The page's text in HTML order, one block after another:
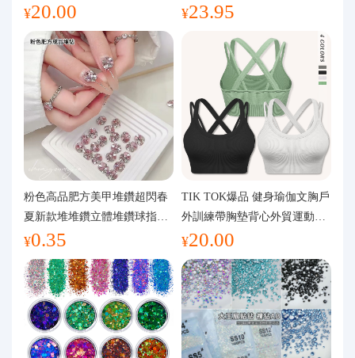
關於我們
伽服女
¥20.00
運動文胸
¥23.95
粉色高品肥方美甲堆鑽超閃春
夏新款堆堆鑽立體堆鑽球指甲
裝飾品
¥0.35
TIK TOK爆品 健身瑜伽文胸戶
外訓練帶胸墊背心外貿運動瑜
伽服女
¥20.00